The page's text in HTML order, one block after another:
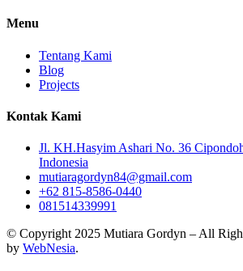
Menu
Tentang Kami
Blog
Projects
Kontak Kami
Jl. KH.Hasyim Ashari No. 36
Indonesia
mutiaragordyn84@gmail.com
+62 815-8586-0440
081514339991
© Copyright 2025 Mutiara Gordyn – All
by WebNesia.